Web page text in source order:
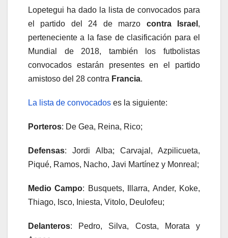
Lopetegui ha dado la lista de convocados para
el partido del 24 de marzo contra Israel ,
perteneciente a la fase de clasificación para el
Mundial de 2018, también los futbolistas
convocados estarán presentes en el partido
amistoso del 28 contra Francia.
La lista de convocados es la siguiente:
Porteros: De Gea, Reina, Rico;
Defensas: Jordi Alba; Carvajal, Azpilicueta,
Piqué, Ramos, Nacho, Javi Martínez y Monreal;
Medio Campo: Busquets, Illarra, Ander, Koke,
Thiago, Isco, Iniesta, Vitolo, Deulofeu;
Delanteros: Pedro, Silva, Costa, Morata y